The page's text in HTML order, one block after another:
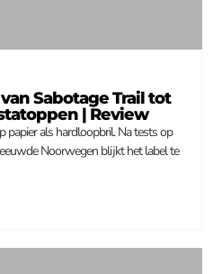
van Sabotage Trail tot
| Review
papier als hardloopbril. Na tests op
Noorwegen blijkt het label te